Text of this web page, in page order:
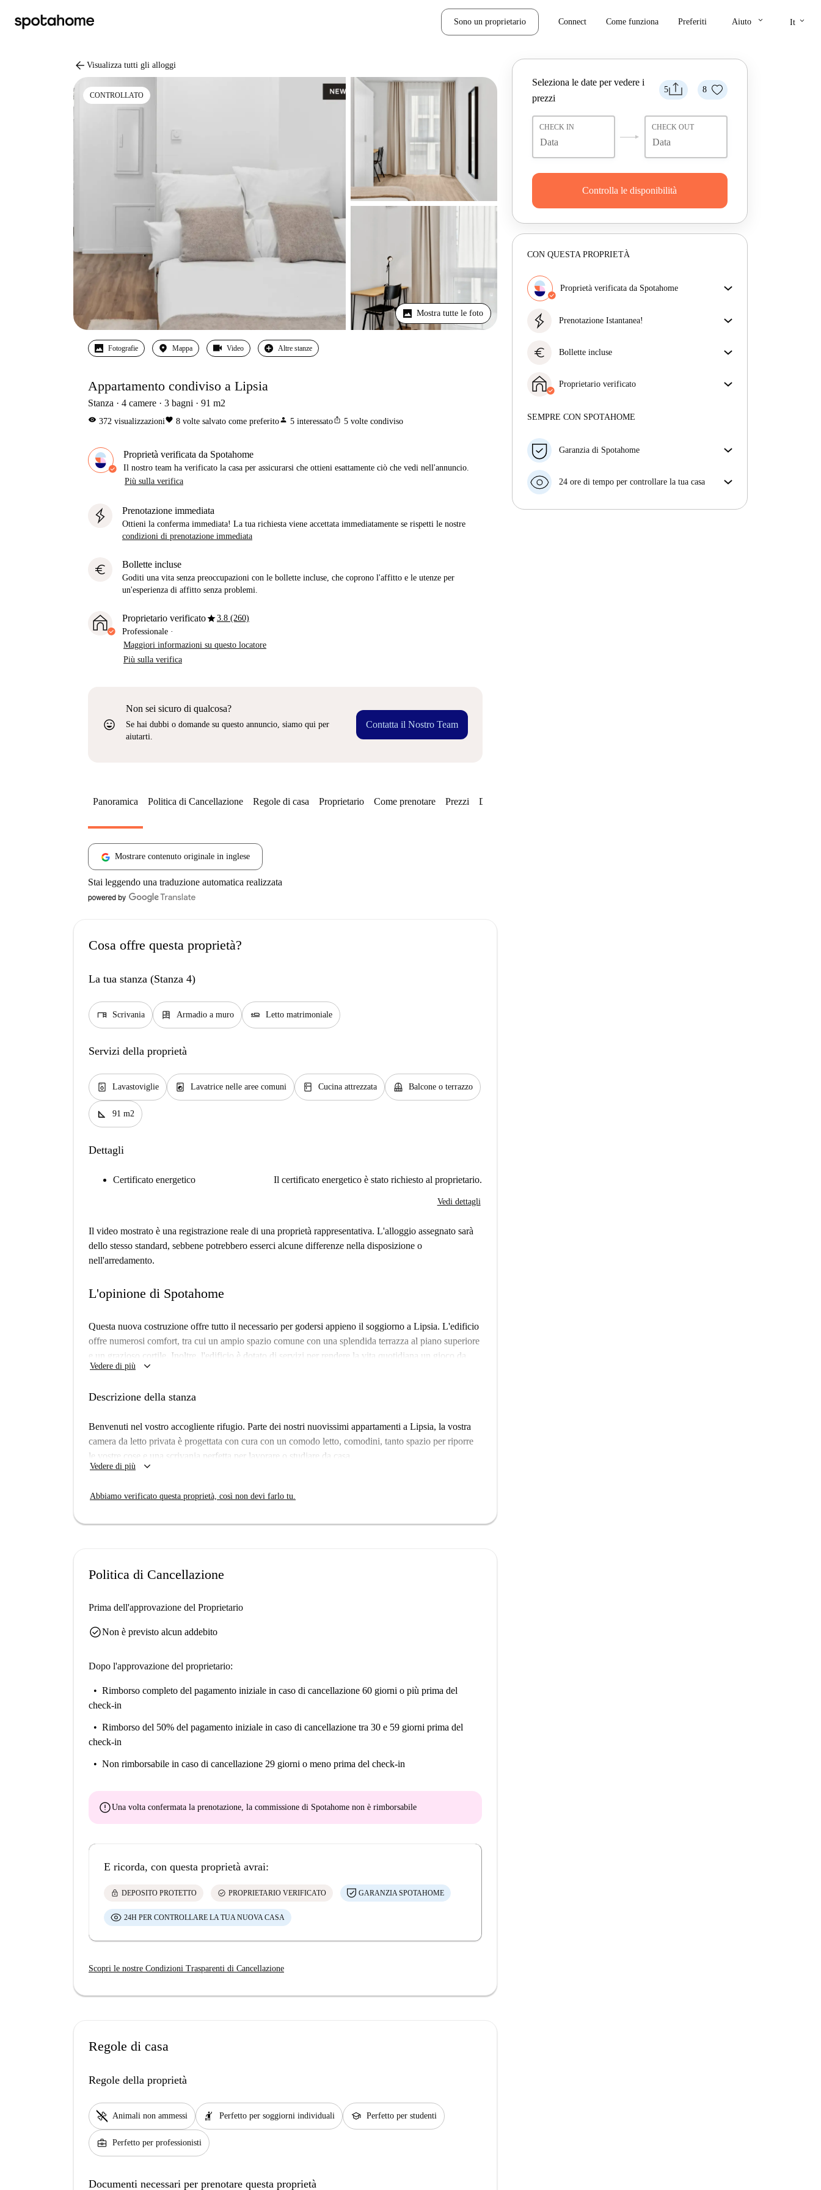
Sono un proprietario Connect Come funziona Preferiti Aiuto keyboard_arrow_down It keyboard_arrow_down
arrow_back Visualizza tutti gli alloggi
CONTROLLATO
Mostra tutte le foto
Fotografie Mappa Video Altre stanze
Appartamento condiviso a Lipsia
Stanza 4 camere 3 bagni 91 m2
visibility 372 visualizzazionifavorite 8 volte salvato come preferitoperson 5 interessatoios_share 5 volte condiviso
Proprietà verificata da Spotahome
Il nostro team ha verificato la casa per assicurarsi che ottieni esattamente ciò che vedi nell'annuncio.
Più sulla verifica
Prenotazione immediata
Ottieni la conferma immediata! La tua richiesta viene accettata immediatamente se rispetti le nostre
condizioni di prenotazione immediata
euro Bollette incluse
Goditi una vita senza preoccupazioni con le bollette incluse, che coprono l'affitto e le utenze per
un'esperienza di affitto senza problemi.
Proprietario verificatostar3.8 (260)
Professionale ·
Maggiori informazioni su questo locatore
Più sulla verifica
sentiment_very_satisfied
Non sei sicuro di qualcosa?
Se hai dubbi o domande su questo annuncio, siamo qui per
aiutarti.
Contatta il Nostro Team
5 8
Seleziona le date per vedere i
prezzi
CHECK IN CHECK OUT
Controlla le disponibilità
CON QUESTA PROPRIETÀ
Proprietà verificata da Spotahome
ottieni esattamente ciò che vedi nell'annuncio.
Prenotazione Istantanea!
prenotazione verrà accettata immediatamente se
euro Bollette incluse
incluse, che coprono l'affitto e le utenze per
un'esperienza di affitto senza problemi.
Proprietario verificato
Maggiori informazioni su questo locatore
SEMPRE CON SPOTAHOME
Garanzia di Spotahome
con breve preavviso, noi A) ti pagheremo un hotel e
B) ti rimborseremo totalmente
24 ore di tempo per controllare la tua casa
Panoramica Politica di Cancellazione Regole di casa Proprietario Come prenotare Prezzi Disponibilità
Mostrare contenuto originale in inglese
Stai leggendo una traduzione automatica realizzata
Cosa offre questa proprietà?
La tua stanza (Stanza 4)
desk Scrivania dresser Armadio a muro airline_seat_flat Letto matrimoniale
Servizi della proprietà
dishwasher_gen Lavastoviglie local_laundry_service Lavatrice nelle aree comuni kitchen Cucina attrezzata balcony Balcone o terrazzo
square_foot 91 m2
Dettagli
Certificato energetico Il certificato energetico è stato richiesto al proprietario.
Vedi dettagli
Il video mostrato è una registrazione reale di una proprietà rappresentativa. L'alloggio assegnato sarà
dello stesso standard, sebbene potrebbero esserci alcune differenze nella disposizione o
nell'arredamento.
L'opinione di Spotahome
Questa nuova costruzione offre tutto il necessario per godersi appieno il soggiorno a Lipsia. L'edificio
offre numerosi comfort, tra cui un ampio spazio comune con una splendida terrazza al piano superiore
e un grazioso cortile. Inoltre, l'edificio è dotato di servizi per rendere la vita quotidiana un gioco da
ragazzi, dalla lavanderia al deposito biciclette, fino a diversi ascensori.
Sarete tra i primi a trasferirvi in questo nuovissimo spazio nel quartiere Zentrum-Nord di Lipsia.
arredato e dotato di tutto il necessario, tra cui una moderna cucina, una zona pranzo e un bagno.
Piano: 1° Piano
Vedere di più keyboard_arrow_down
Descrizione della stanza
Benvenuti nel vostro accogliente rifugio. Parte dei nostri nuovissimi appartamenti a Lipsia, la vostra
camera da letto privata è progettata con cura con un comodo letto, comodini, tanto spazio per riporre
le vostre cose e una scrivania perfetta per lavorare o studiare da casa.
Vedere di più keyboard_arrow_down
Abbiamo verificato questa proprietà, così non devi farlo tu.
Politica di Cancellazione
Prima dell'approvazione del Proprietario
check_circleNon è previsto alcun addebito
Dopo l'approvazione del proprietario:
Rimborso completo del pagamento iniziale in caso di cancellazione 60 giorni o più prima del
check-in
Rimborso del 50% del pagamento iniziale in caso di cancellazione tra 30 e 59 giorni prima del
check-in
Non rimborsabile in caso di cancellazione 29 giorni o meno prima del check-in
errorUna volta confermata la prenotazione, la commissione di Spotahome non è rimborsabile
E ricorda, con questa proprietà avrai:
lock DEPOSITO PROTETTO check_circle PROPRIETARIO VERIFICATO GARANZIA SPOTAHOME
24H PER CONTROLLARE LA TUA NUOVA CASA
Scopri le nostre Condizioni Trasparenti di Cancellazione
Regole di casa
Regole della proprietà
pet_supplies Animali non ammessi hail Perfetto per soggiorni individuali school Perfetto per studenti
business_center Perfetto per professionisti
Documenti necessari per prenotare questa proprietà